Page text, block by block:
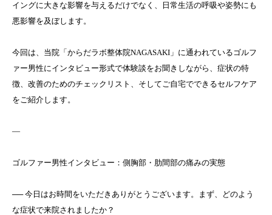
イングに大きな影響を与えるだけでなく、日常生活の呼吸や姿勢にも
悪影響を及ぼします。
今回は、当院「からだラボ整体院NAGASAKI」に通われているゴルフ
ァー男性にインタビュー形式で体験談をお聞きしながら、症状の特
徴、改善のためのチェックリスト、そしてご自宅でできるセルフケア
をご紹介します。
—
ゴルファー男性インタビュー：側胸部・肋間部の痛みの実態
── 今日はお時間をいただきありがとうございます。まず、どのよう
な症状で来院されましたか？